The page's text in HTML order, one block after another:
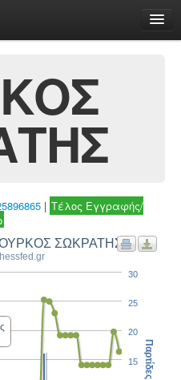
| Τέλος Εγγραφής/
ΣΩΚΡΑΤΗΣ
15
20
25
30
Παρτίδες